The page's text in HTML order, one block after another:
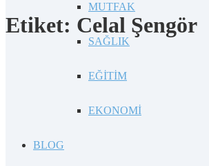
MUTFAK
SAĞLIK
EĞİTİM
EKONOMİ
BLOG
Etiket: Celal Şengör